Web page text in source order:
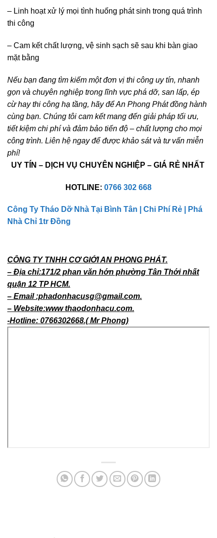
– Linh hoạt xử lý mọi tình huống phát sinh trong quá trình
thi công
– Cam kết chất lượng, vệ sinh sạch sẽ sau khi bàn giao
mặt bằng
Nếu bạn đang tìm kiếm một đơn vị thi công uy tín, nhanh
gọn và chuyên nghiệp trong lĩnh vực phá dỡ, san lấp, ép
cừ hay thi công hạ tầng, hãy để An Phong Phát đồng hành
cùng bạn. Chúng tôi cam kết mang đến giải pháp tối ưu,
tiết kiệm chi phí và đảm bảo tiến độ – chất lượng cho mọi
công trình. Liên hệ ngay để được khảo sát và tư vấn miễn
phí!
UY TÍN – DỊCH VỤ CHUYÊN NGHIỆP – GIÁ RẺ NHẤT
HOTLINE: 0766 302 668
Công Ty Tháo Dỡ Nhà Tại Bình Tân
Chi Phí Rẻ | Phá
Nhà Chỉ 1tr Đồng
CÔNG TY TNHH CƠ GIỚI AN PHONG PHÁT.
– Địa chỉ:171/2 phan văn hớn phường Tân Thới nhất
quận 12 TP HCM.
– Email :phadonhacusg@gmail.com.
– Website:www thaodonhacu.com.
-Hotline: 0766302668.( Mr Phong)